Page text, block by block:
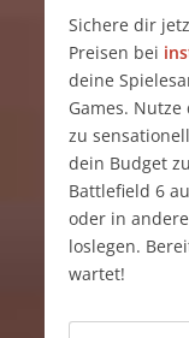
Sichere dir
Preisen bei
deine
Games.
zu
dein Budget
Battlefield 6
oder in
loslegen.
wartet!